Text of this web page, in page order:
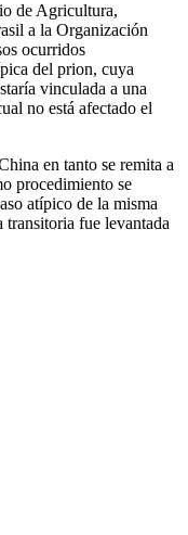
de Agricultura,
a la Organización
ocurridos
del prion, cuya
vinculada a una
no está afectado el
en tanto se remita a
procedimiento se
atípico de la misma
transitoria fue levantada